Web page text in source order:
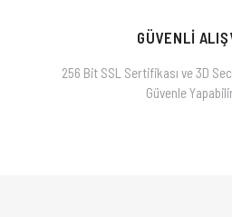
GÜVENLİ
256 Bit SSL Sertifikası ve 3D
Güvenle